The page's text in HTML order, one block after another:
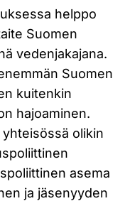
helppo
Suomen
vedenjakajana.
Suomen
kuitenkin
hajoaminen.
olikin
asema
ja jäsenyyden